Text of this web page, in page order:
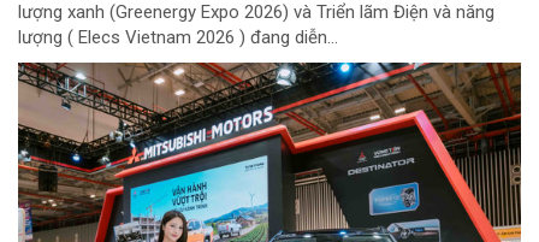
lượng xanh (Greenergy Expo 2026) và Triển lãm Điện và năng
lượng ( Elecs Vietnam 2026 ) đang diễn...